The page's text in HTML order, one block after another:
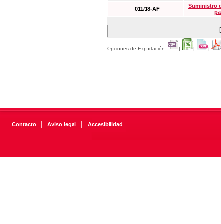
011/18-AF
Suministro
Opciones de Exportación: | | |
Contacto | Aviso legal | Accesibilidad